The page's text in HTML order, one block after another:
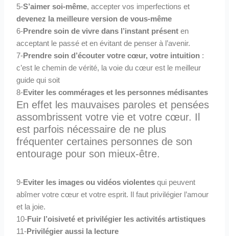
5-S’aimer soi-même, accepter vos imperfections et
devenez la meilleure version de vous-même
6-Prendre soin de vivre dans l’instant présent en
acceptant le passé et en évitant de penser à l’avenir.
7-Prendre soin d’écouter votre cœur, votre intuition :
c’est le chemin de vérité, la voie du cœur est le meilleur
guide qui soit
8-Eviter les commérages et les personnes médisantes
En effet les mauvaises paroles et pensées
assombrissent votre vie et votre cœur. Il
est parfois nécessaire de ne plus
fréquenter certaines personnes de son
entourage pour son mieux-être.
9-Eviter les images ou vidéos violentesqui peuvent
abîmer votre cœur et votre esprit. Il faut privilégier l’amour
et la joie.
10-Fuir l’oisiveté et privilégier les activités artistiques
11-Privilégier aussi la lecture